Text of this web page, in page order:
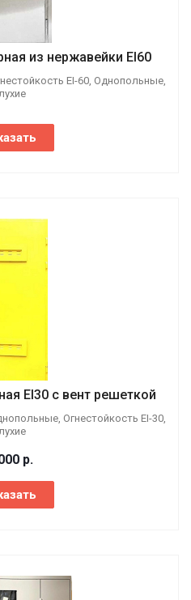
из нержавейки EI60
EI-60, Однопольные,
EI30 с вент решеткой
Огнестойкость EI-30,
р.